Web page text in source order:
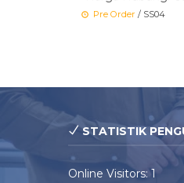
Pre Order / SS04
STATISTIK
Online Visitors:1